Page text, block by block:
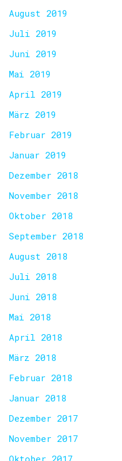
August 2019
Juli 2019
Juni 2019
Mai 2019
April 2019
März 2019
Februar 2019
Januar 2019
Dezember 2018
November 2018
Oktober 2018
September 2018
August 2018
Juli 2018
Juni 2018
Mai 2018
April 2018
März 2018
Februar 2018
Januar 2018
Dezember 2017
November 2017
Oktober 2017